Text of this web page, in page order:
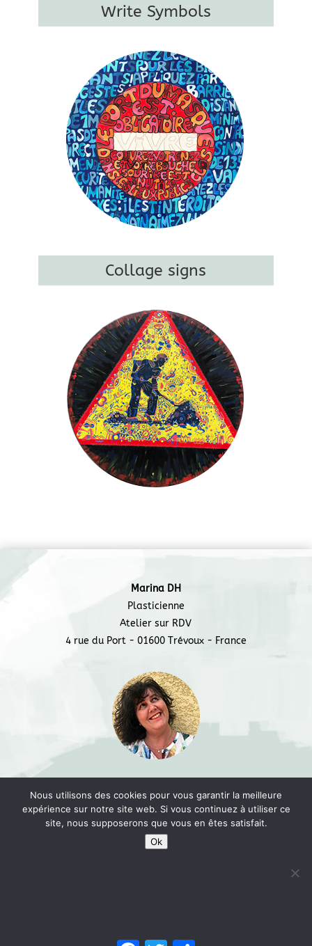
Write Symbols
Collage signs
Marina DH
Plasticienne
Atelier sur RDV
4 rue du Port - 01600 Trévoux - France
Marina DH © 2018 -
www.signalisationroutiere.net
Nous utilisons des cookies pour vous garantir la meilleure
expérience sur notre site web. Si vous continuez à utiliser ce
site, nous supposerons que vous en êtes satisfait.
Ok